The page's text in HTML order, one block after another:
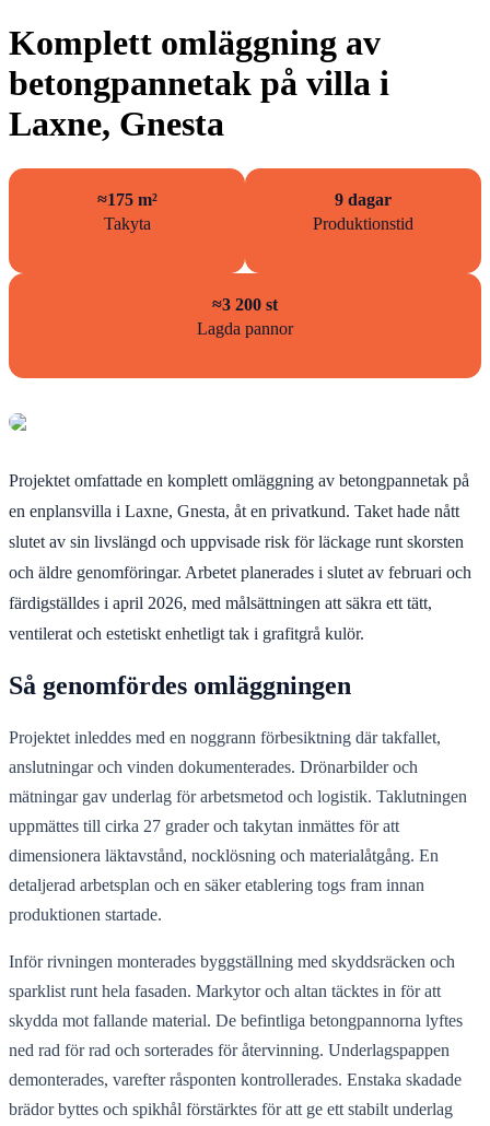
Komplett omläggning av
betongpannetak på villa i
Laxne, Gnesta
≈175 m²
Takyta
9 dagar
Produktionstid
≈3 200 st
Lagda pannor
Projektet omfattade en komplett omläggning av betongpannetak på
en enplansvilla i Laxne, Gnesta, åt en privatkund. Taket hade nått
slutet av sin livslängd och uppvisade risk för läckage runt skorsten
och äldre genomföringar. Arbetet planerades i slutet av februari och
färdigställdes i april 2026, med målsättningen att säkra ett tätt,
ventilerat och estetiskt enhetligt tak i grafitgrå kulör.
Så genomfördes omläggningen
Projektet inleddes med en noggrann förbesiktning där takfallet,
anslutningar och vinden dokumenterades. Drönarbilder och
mätningar gav underlag för arbetsmetod och logistik. Taklutningen
uppmättes till cirka 27 grader och takytan inmättes för att
dimensionera läktavstånd, nocklösning och materialåtgång. En
detaljerad arbetsplan och en säker etablering togs fram innan
produktionen startade.
Inför rivningen monterades byggställning med skyddsräcken och
sparklist runt hela fasaden. Markytor och altan täcktes in för att
skydda mot fallande material. De befintliga betongpannorna lyftes
ned rad för rad och sorterades för återvinning. Underlagspappen
demonterades, varefter råsponten kontrollerades. Enstaka skadade
brädor byttes och spikhål förstärktes för att ge ett stabilt underlag